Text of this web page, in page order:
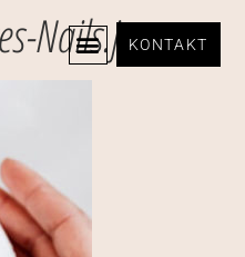
KONTAKT
Nails.jpg